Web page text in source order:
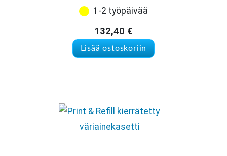
1-2 työpäivää
132,40 €
Lisää ostoskoriin